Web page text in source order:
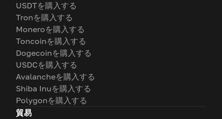
USDTを購入する
Tronを購入する
Moneroを購入する
Toncoinを購入する
Dogecoinを購入する
USDCを購入する
Avalancheを購入する
Shiba Inuを購入する
Polygonを購入する
貿易